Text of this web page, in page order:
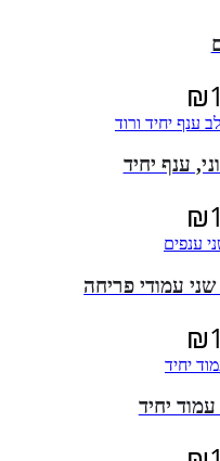
₪
ענף יחיד
₪
עמודי פריחה
₪
יחיד